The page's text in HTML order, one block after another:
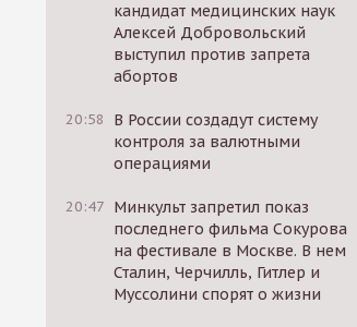
кандидат медицинских наук
Алексей Добровольский
выступил против запрета
абортов
20:58
В России создадут систему
контроля за валютными
операциями
20:47 Минкульт запретил показ
последнего фильма Сокурова
на фестивале в Москве. В нем
Сталин, Черчилль, Гитлер и
Муссолини спорят о жизни